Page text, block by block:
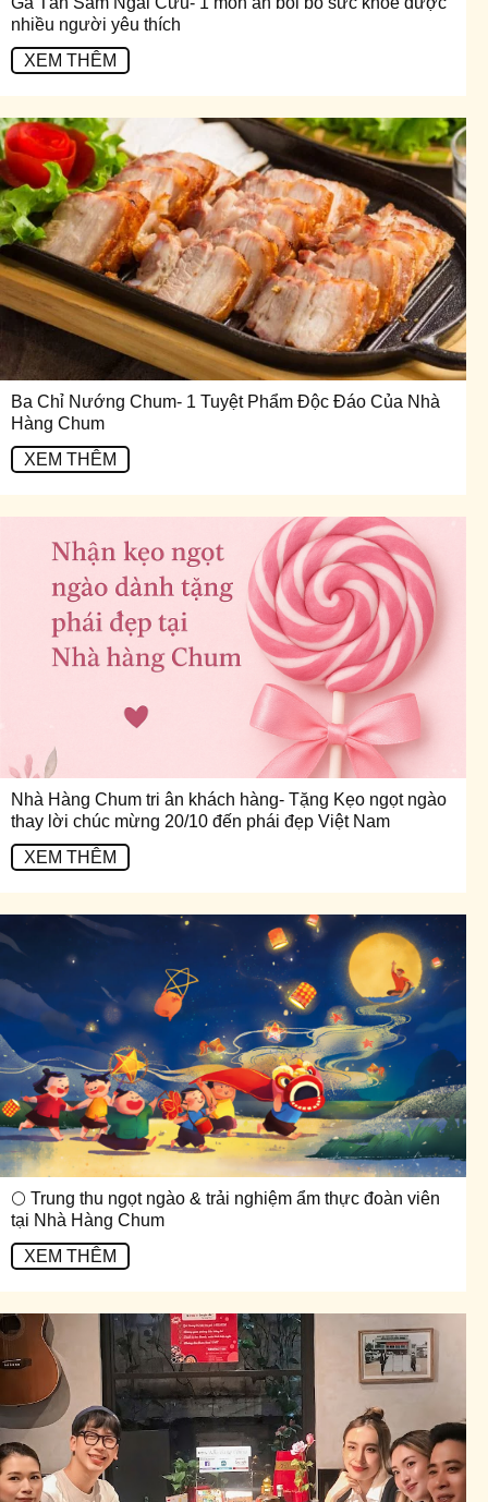
nhiều người yêu thích
XEM THÊM
Ba Chỉ Nướng Chum- 1 Tuyệt Phẩm Độc Đáo Của Nhà
Hàng Chum
XEM THÊM
Nhà Hàng Chum tri ân khách hàng- Tặng Kẹo ngọt ngào
thay lời chúc mừng 20/10 đến phái đẹp Việt Nam
XEM THÊM
🌕 Trung thu ngọt ngào & trải nghiệm ẩm thực đoàn viên
tại Nhà Hàng Chum
XEM THÊM